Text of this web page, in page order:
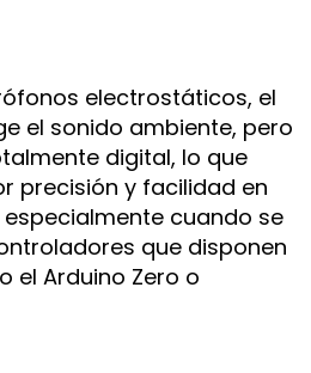
electrostáticos, el
el sonido ambiente, pero
digital, lo que
precisión y facilidad en
cuando se
que disponen
el Arduino Zero o